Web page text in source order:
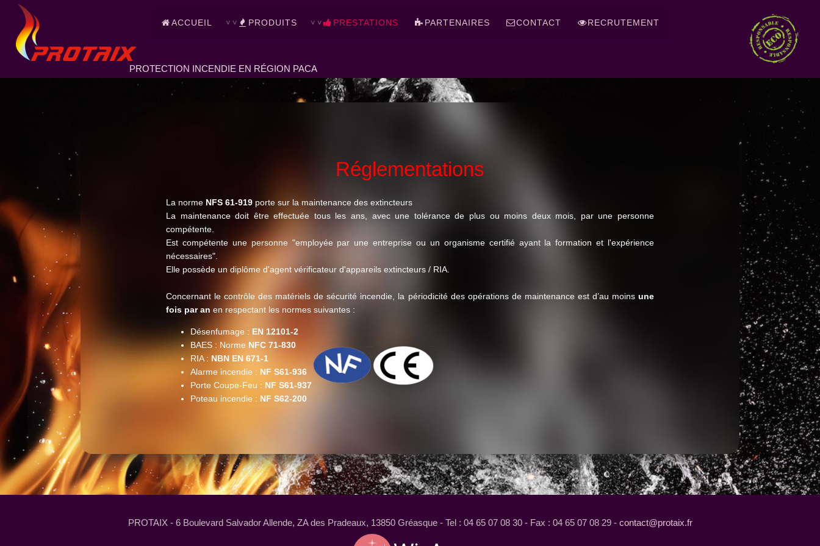
ACCUEIL PRODUITS PRESTATIONS PARTENAIRES CONTACT RECRUTEMENT
PROTECTION INCENDIE EN RÉGION PACA
Réglementations
La norme NFS 61-919 porte sur la maintenance des extincteurs
La maintenance doit être effectuée tous les ans, avec une tolérance de plus ou moins deux mois, par une personne
compétente.
Est compétente une personne "employée par une entreprise ou un organisme certifié ayant la formation et l'expérience
nécessaires".
Elle possède un diplôme d'agent vérificateur d'appareils extincteurs / RIA.
Concernant le contrôle des matériels de sécurité incendie, la périodicité des opérations de maintenance est d’au moins une
fois par an en respectant les normes suivantes :
Désenfumage : EN 12101-2
BAES : Norme NFC 71-830
RIA : NBN EN 671-1
Alarme incendie : NF S61-936
Porte Coupe-Feu : NF S61-937
Poteau incendie : NF S62-200
PROTAIX - 6 Boulevard Salvador Allende, ZA des Pradeaux, 13850 Gréasque - Tel : 04 65 07 08 30 - Fax : 04 65 07 08 29 - contact@protaix.fr